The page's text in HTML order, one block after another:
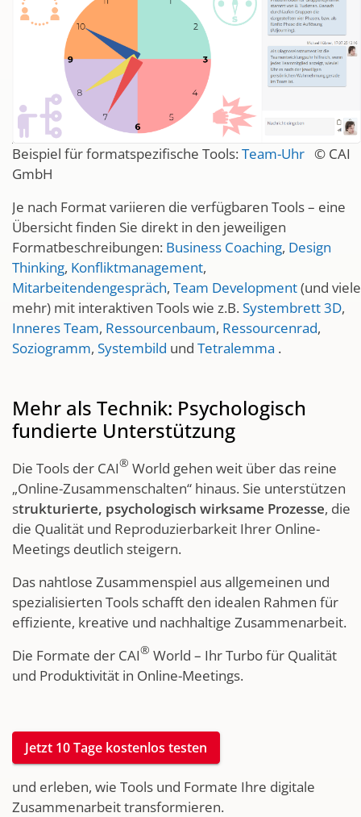
Beispiel für formatspezifische Tools:Team-Uhr © CAI
GmbH
Je nach Format variieren die verfügbaren Tools – eine
Übersicht finden Sie direkt in den jeweiligen
Formatbeschreibungen: Business Coaching, Design
Thinking, Konfliktmanagement,
Mitarbeitendengespräch, Team Development(und viele
mehr) mit interaktiven Tools wie z.B.Systembrett 3D,
Inneres Team, Ressourcenbaum, Ressourcenrad,
Soziogramm, Systembild und Tetralemma .
Mehr als Technik: Psychologisch
fundierte Unterstützung
Die Tools der CAI® World gehen weit über das reine
„Online-Zusammenschalten“ hinaus. Sie unterstützen
strukturierte, psychologisch wirksame Prozesse, die
die Qualität und Reproduzierbarkeit Ihrer Online-
Meetings deutlich steigern.
Das nahtlose Zusammenspiel aus allgemeinen und
spezialisierten Tools schafft den idealen Rahmen für
effiziente, kreative und nachhaltige Zusammenarbeit.
Die Formate der CAI® World – Ihr Turbo für Qualität
und Produktivität in Online-Meetings.
Jetzt 10 Tage kostenlos testen
und erleben, wie Tools und Formate Ihre digitale
Zusammenarbeit transformieren.